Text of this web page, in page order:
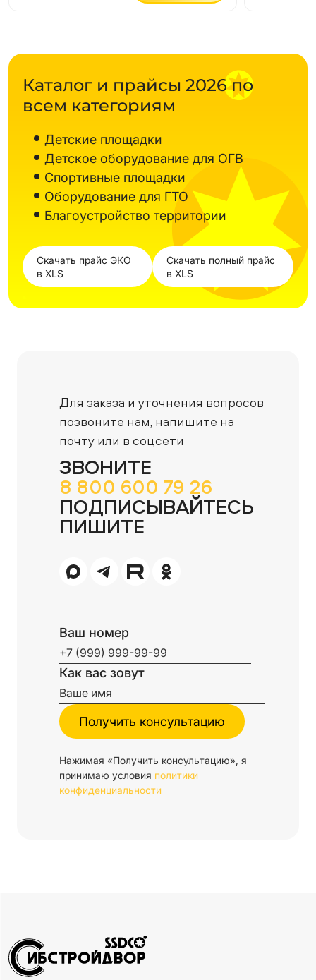
Каталог и прайсы 2026 по
всем категориям
Детские площадки
Детское оборудование для ОГВ
Спортивные площадки
Оборудование для ГТО
Благоустройство территории
Скачать прайс ЭКО
в XLS
Скачать полный прайс
в XLS
Для заказа и уточнения вопросов
позвоните нам, напишите на
почту или в соцсети
ЗВОНИТЕ
8 800 600 79 26
ПОДПИСЫВАЙТЕСЬ
ПИШИТЕ
Ваш номер
Как вас зовут
Нажимая «Получить консультацию», я
принимаю условия политики
конфиденциальности